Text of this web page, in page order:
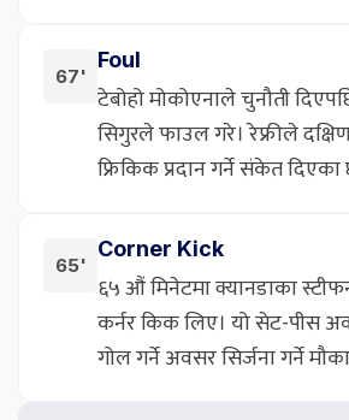
67'
Foul
टेबोहो मोकोएनाले चुनौती
सिगुरले फाउल गरे। रेफ्रीले
फ्रिकिक प्रदान गर्ने संकेत
65'
Corner Kick
६५ औं मिनेटमा क्यानडाका
कर्नर किक लिए। यो सेट-पीस
गोल गर्ने अवसर सिर्जना गर्ने